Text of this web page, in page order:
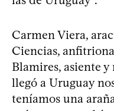
Carmen Viera,
Ciencias,
Blamires, asiente y
llegó a Uruguay
teníamos una